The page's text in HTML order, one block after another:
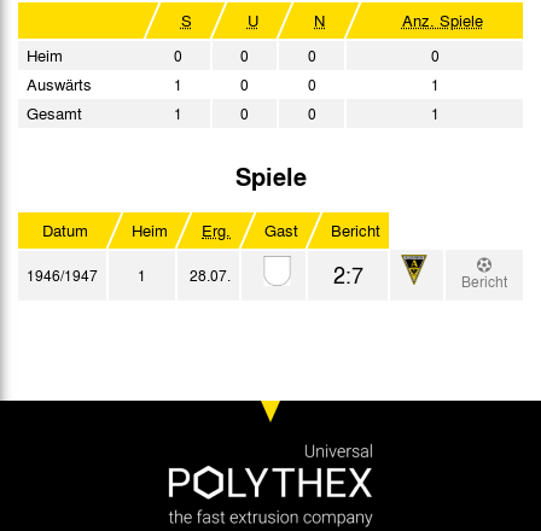
S U N
Anz. Spiele
Heim
0 0 0 0
Auswärts 1 0 0 1
Gesamt 1 0 0 1
Spiele
Datum Heim Erg. Gast Bericht
1946/1947 1 28.07. 2:7 Bericht